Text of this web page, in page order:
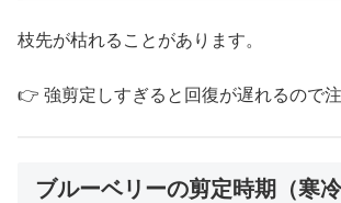
枝先が枯れることがあります。
👉 強剪定しすぎると回復が遅れるので注
ブルーベリーの剪定時期（寒冷